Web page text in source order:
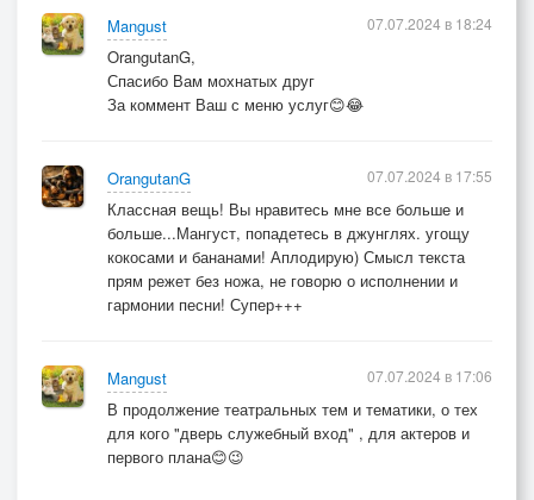
Mangust
OrangutanG,
Спасибо Вам мохнатых друг
За коммент Ваш с меню услуг😊😂
07.07.2024 в 18:24
OrangutanG
Классная вещь! Вы нравитесь мне все больше и
больше...Мангуст, попадетесь в джунглях. угощу
кокосами и бананами! Аплодирую) Смысл текста
прям режет без ножа, не говорю о исполнении и
гармонии песни! Супер+++
07.07.2024 в 17:55
Mangust
В продолжение театральных тем и тематики, о тех
для кого "дверь служебный вход" , для актеров и
первого плана😊😉
07.07.2024 в 17:06